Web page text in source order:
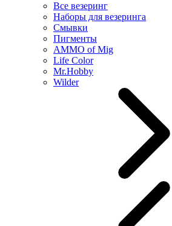
Все везеринг
Наборы для везеринга
Смывки
Пигменты
AMMO of Mig
Life Color
Mr.Hobby
Wilder